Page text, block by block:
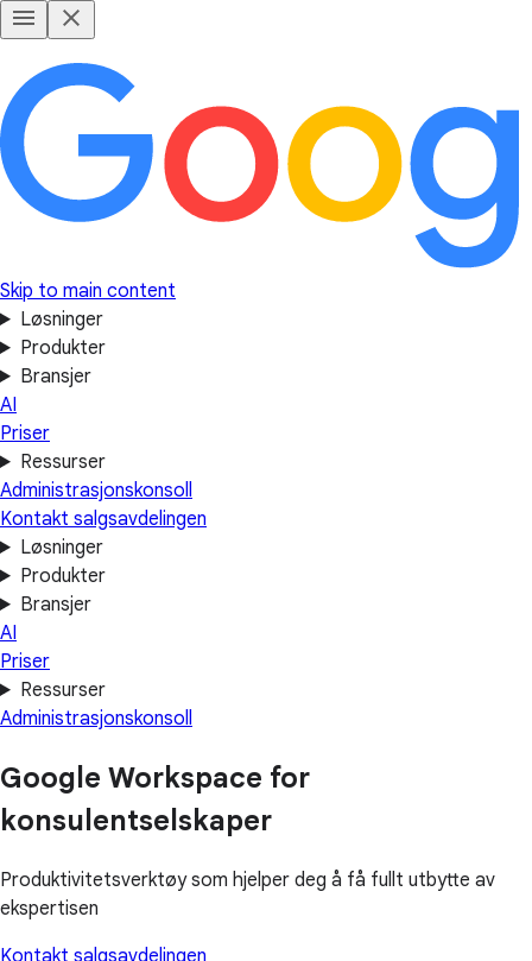
Skip to main content
Løsninger
Produkter
Bransjer
AI
Priser
Ressurser
Administrasjonskonsoll
Kontakt salgsavdelingen
Løsninger
Produkter
Bransjer
AI
Priser
Ressurser
Administrasjonskonsoll
Google Workspace for
konsulentselskaper
Produktivitetsverktøy som hjelper deg å få fullt utbytte av
ekspertisen
Kontakt salgsavdelingen